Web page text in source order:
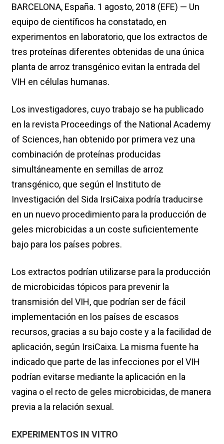
BARCELONA, España. 1 agosto, 2018 (EFE) — Un
equipo de científicos ha constatado, en
experimentos en laboratorio, que los extractos de
tres proteínas diferentes obtenidas de una única
planta de arroz transgénico evitan la entrada del
VIH en células humanas.
Los investigadores, cuyo trabajo se ha publicado
en la revista Proceedings of the National Academy
of Sciences, han obtenido por primera vez una
combinación de proteínas producidas
simultáneamente en semillas de arroz
transgénico, que según el Instituto de
Investigación del Sida IrsiCaixa podría traducirse
en un nuevo procedimiento para la producción de
geles microbicidas a un coste suficientemente
bajo para los países pobres.
Los extractos podrían utilizarse para la producción
de microbicidas tópicos para prevenir la
transmisión del VIH, que podrían ser de fácil
implementación en los países de escasos
recursos, gracias a su bajo coste y a la facilidad de
aplicación, según IrsiCaixa. La misma fuente ha
indicado que parte de las infecciones por el VIH
podrían evitarse mediante la aplicación en la
vagina o el recto de geles microbicidas, de manera
previa a la relación sexual.
EXPERIMENTOS IN VITRO